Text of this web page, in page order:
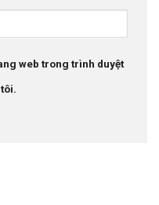
web trong trình duyệt